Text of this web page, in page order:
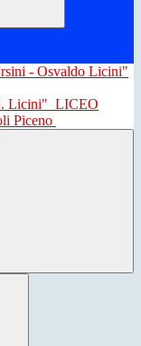
Licini" LICEO
Piceno